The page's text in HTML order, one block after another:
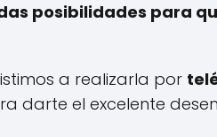
posibilidades para
a realizarla por
darte el excelente